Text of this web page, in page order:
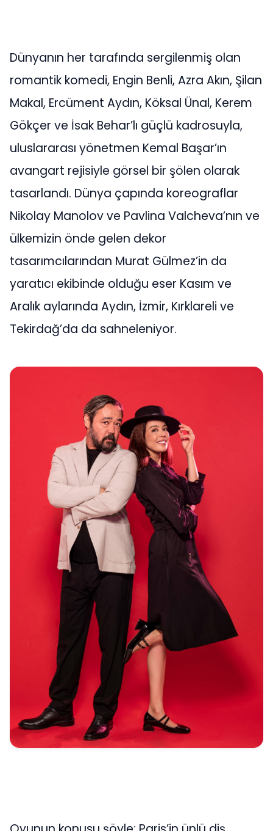
Dünyanın her tarafında sergilenmiş olan
romantik komedi, Engin Benli, Azra Akın, Şilan
Makal, Ercüment Aydın, Köksal Ünal, Kerem
Gökçer ve İsak Behar’lı güçlü kadrosuyla,
uluslararası yönetmen Kemal Başar’ın
avangart rejisiyle görsel bir şölen olarak
tasarlandı. Dünya çapında koreograflar
Nikolay Manolov ve Pavlina Valcheva’nın ve
ülkemizin önde gelen dekor
tasarımcılarından Murat Gülmez’in da
yaratıcı ekibinde olduğu eser Kasım ve
Aralık aylarında Aydın, İzmir, Kırklareli ve
Tekirdağ’da da sahneleniyor.